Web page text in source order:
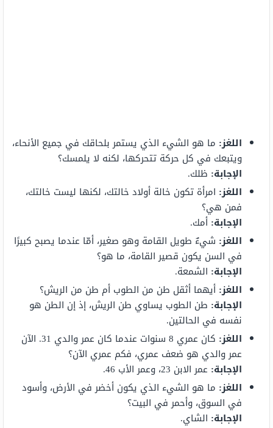
اللغز: ما هو الشيء الذي يستمر بلحاقك في جميع الأنحاء،
ويتبعك في كل حركة تتحركها، لكنه لا يلمسك؟
الإجابة: ظلك.
اللغز: امرأة تكون خالة أولاد خالتك، لكنها ليست خالتك،
فمن هي؟
الإجابة: أمك.
اللغز: شيءٌ طويل القامة وهو صغير، أمّا عندما يصبح كبيرًا
في السن يكون قصير القامة، ما هو؟
الإجابة: الشمعة.
اللغز: أيهما أثقل طن من الطوب أم طن من الريش؟
الإجابة: طن الطوب يساوي طن الريش، إذ إن الطن هو
نفسه في الحالتين.
اللغز:
كان عمري 8 سنوات عندما كان عمر والدي 31. الآن
عمر والدي هو ضعف عمري، فكم عمري الآن؟
الإجابة: عمر الابن 23، وعمر الأب 46.
اللغز: ما هو الشيء الذي يكون أخضر في الأرض، وأسود
في السوق، وأحمر في البيت؟
الإجابة: الشاي.